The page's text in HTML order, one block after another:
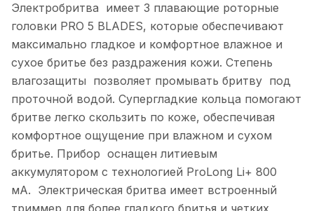
Электробритва имеет 3 плавающие роторные
головки PRO 5 BLADES, которые обеспечивают
максимально гладкое и комфортное влажное и
сухое бритье без раздражения кожи. Степень
влагозащиты позволяет промывать бритву под
проточной водой. Супергладкие кольца помогают
бритве легко скользить по коже, обеспечивая
комфортное ощущение при влажном и сухом
бритье. Прибор оснащен литиевым
аккумулятором с технологией ProLong Li+ 800
мА. Электрическая бритва имеет встроенный